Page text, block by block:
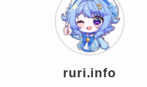
ruri.info